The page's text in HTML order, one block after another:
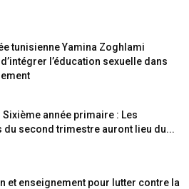
tunisienne Yamina Zoghlami
l’éducation sexuelle dans
Sixième année primaire : Les
du second trimestre auront lieu du...
et enseignement pour lutter contre la